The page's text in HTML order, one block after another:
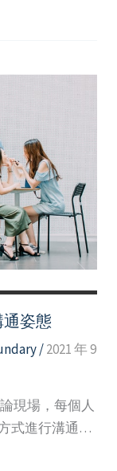
姿態
/2021 年 9
現場，每個人
式進行溝通…